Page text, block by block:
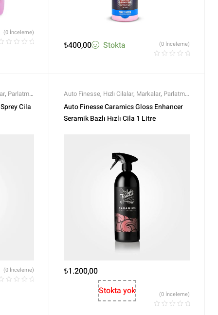
(0 İnceleme)
₺400,00 Stokta (0 İnceleme)
, Parlatma,
Tüm Ürünler
Cila
(0 İnceleme)
Auto Finesse, Hızlı Cilalar, Markalar, Parlatma,
Polisaj ve Parlatma,Tüm Ürünler,Tüm Ürünler
Auto Finesse Caramics Gloss Enhancer
Seramik Bazlı Hızlı Cila 1 Litre
₺1.200,00
Stokta yok
(0 İnceleme)